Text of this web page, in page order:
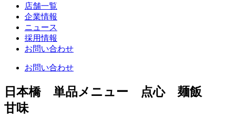
店舗一覧
企業情報
ニュース
採用情報
お問い合わせ
お問い合わせ
日本橋 単品メニュー 点心 麺飯
甘味